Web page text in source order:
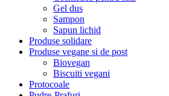
Gel dus
Sampon
Sapun lichid
Produse solidare
Produse vegane si de post
Biovegan
Biscuiti vegani
Protocoale